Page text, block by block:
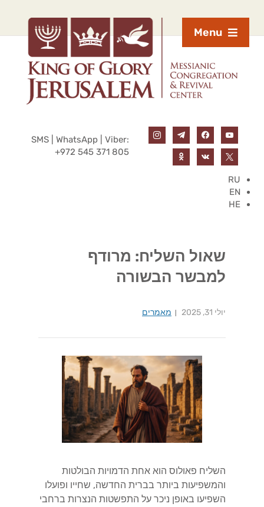
Menu
SMS | WhatsApp | Viber:
+972 545 371 805
RU
EN
HE
שאול השליח: מרודף
למבשר הבשורה
יולי 31, 2025 מאמרים
השליח פאולוס הוא אחת הדמויות הבולטות
והמשפיעות ביותר בברית החדשה, שחייו ופועלו
השפיעו באופן ניכר על התפשטות הנצרות ברחבי